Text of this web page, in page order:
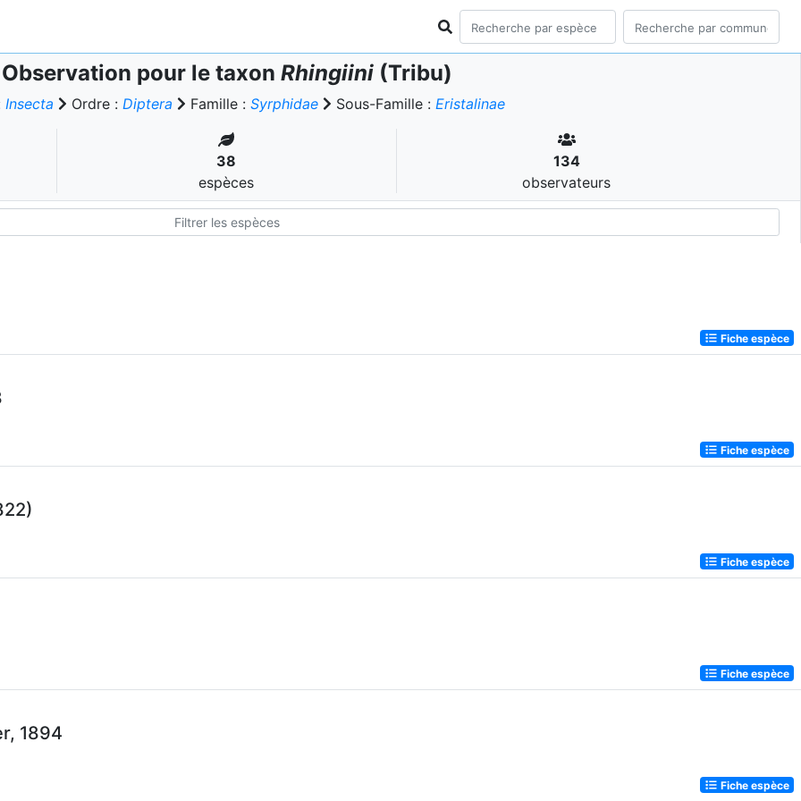
Observation pour le taxon Rhingiini(Tribu)
Insecta Ordre : Diptera Famille : Syrphidae Sous-Famille : Eristalinae
38
espèces
134
observateurs
Fiche espèce
Fiche espèce
Fiche espèce
Fiche espèce
1894
Fiche espèce